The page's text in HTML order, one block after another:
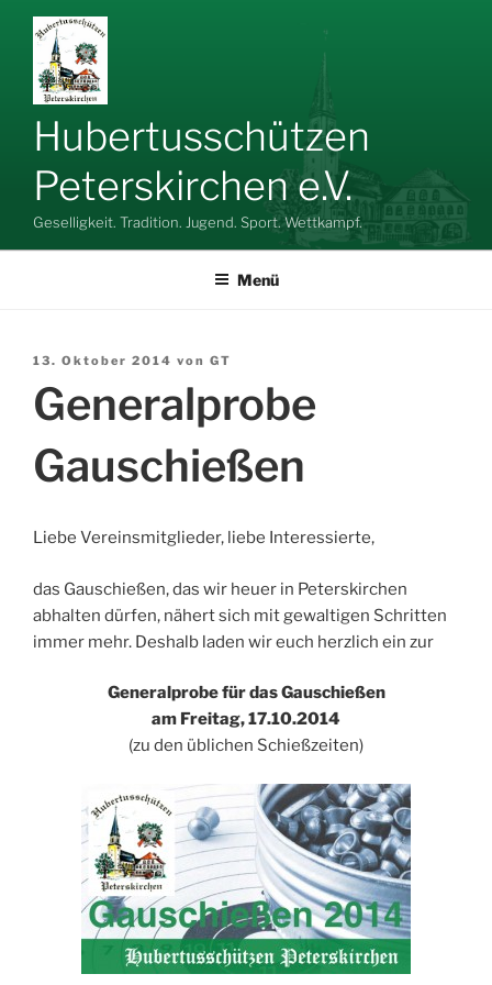
Zum
Inhalt
springen
Hubertusschützen
Peterskirchen e.V.
Geselligkeit. Tradition. Jugend. Sport. Wettkampf.
Menü
Veröffentlicht
13. Oktober 2014 von GT
Generalprobe
Gauschießen
Liebe Vereinsmitglieder, liebe Interessierte,
das Gauschießen, das wir heuer in Peterskirchen
abhalten dürfen, nähert sich mit gewaltigen Schritten
immer mehr. Deshalb laden wir euch herzlich ein zur
Generalprobe für das Gauschießen
am Freitag, 17.10.2014
(zu den üblichen Schießzeiten)